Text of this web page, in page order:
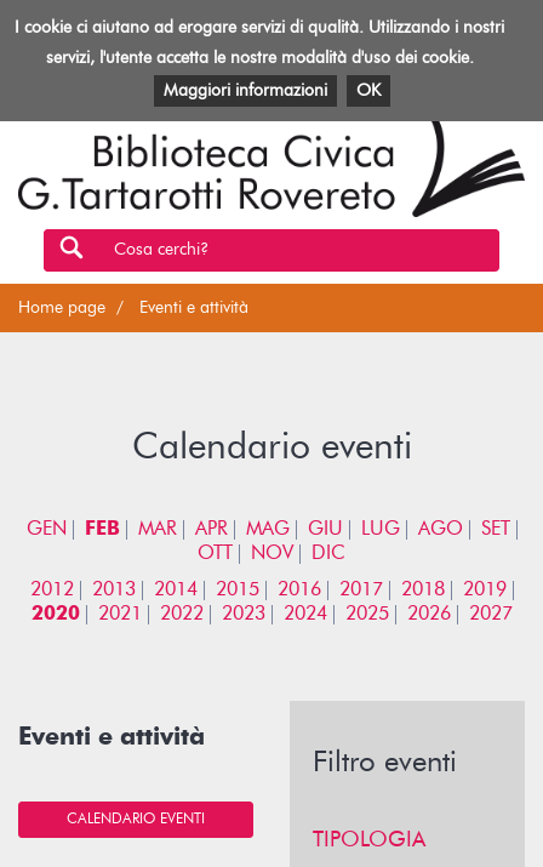
Toggle
Biblioteca
Rovereto
EVENTI E ATTIVITÀ PATRIMONIO E RISORSE
Cosa cerchi?
Home page Eventi e attività
Calendario eventi
GEN FEB MAR APR MAG GIU LUG AGO
SET
OTT
NOV
DIC
2012
2013 2014 2015 2016 2017 2018
2019
2020
2021 2022 2023 2024 2025 2026 2027
Eventi e attività
CALENDARIO EVENTI
Filtro eventi
TIPOLOGIA
I cookie ci aiutano ad erogare servizi di qualità. Utilizzando i nostri
servizi, l'utente accetta le nostre modalità d'uso dei cookie.
Maggiori informazioni
OK